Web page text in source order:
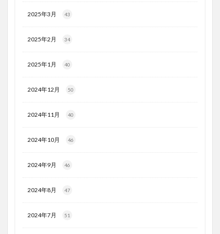
2025年3月 43
2025年2月 34
2025年1月 40
2024年12月 50
2024年11月 40
2024年10月 46
2024年9月 46
2024年8月 47
2024年7月 51